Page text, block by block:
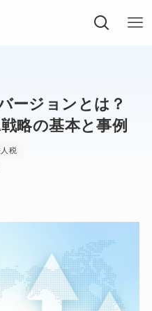
ージョンとは？
略の基本と事例
税